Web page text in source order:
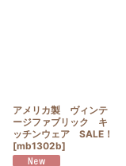
アメリカ製 ヴィンテ
ージファブリック キ
ッチンウェア SALE！
[mb1302b]